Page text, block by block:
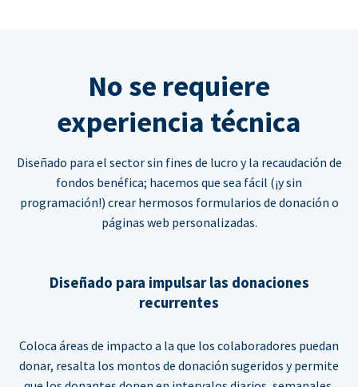
No se requiere
experiencia técnica
Diseñado para el sector sin fines de lucro y la recaudación de
fondos benéfica; hacemos que sea fácil (¡y sin
programación!) crear hermosos formularios de donación o
páginas web personalizadas.
Diseñado para impulsar las donaciones
recurrentes
Coloca áreas de impacto a la que los colaboradores puedan
donar, resalta los montos de donación sugeridos y permite